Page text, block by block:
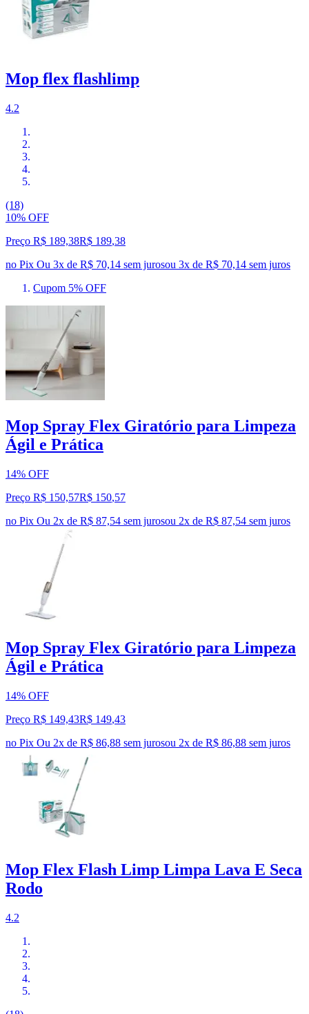
Mop flex flashlimp
4.2
(18)
10% OFF
Preço R$ 189,38R$ 189,38
no Pix Ou 3x de R$ 70,14 sem jurosou 3x de R$ 70,14 sem juros
Cupom 5% OFF
Mop Spray Flex Giratório para Limpeza
Ágil e Prática
14% OFF
Preço R$ 150,57R$ 150,57
no Pix Ou 2x de R$ 87,54 sem jurosou 2x de R$ 87,54 sem juros
Mop Spray Flex Giratório para Limpeza
Ágil e Prática
14% OFF
Preço R$ 149,43R$ 149,43
no Pix Ou 2x de R$ 86,88 sem jurosou 2x de R$ 86,88 sem juros
Mop Flex Flash Limp Limpa Lava E Seca
Rodo
4.2